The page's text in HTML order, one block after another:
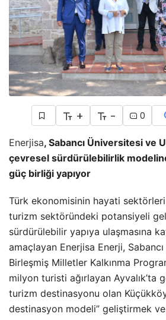
+ - 0
Enerjisa, Sabancı Üniversitesi ve
çevresel sürdürülebilirlik
güç birliği yapıyor
Türk ekonomisinin hayati
turizm sektöründeki potansiyeli
sürdürülebilir yapıya ulaşmasına
amaçlayan Enerjisa Enerji,
Birleşmiş Milletler Kalkınma
milyon turisti ağırlayan Ayvalık’ta
turizm destinasyonu olan
destinasyon modeli” geliştirmek